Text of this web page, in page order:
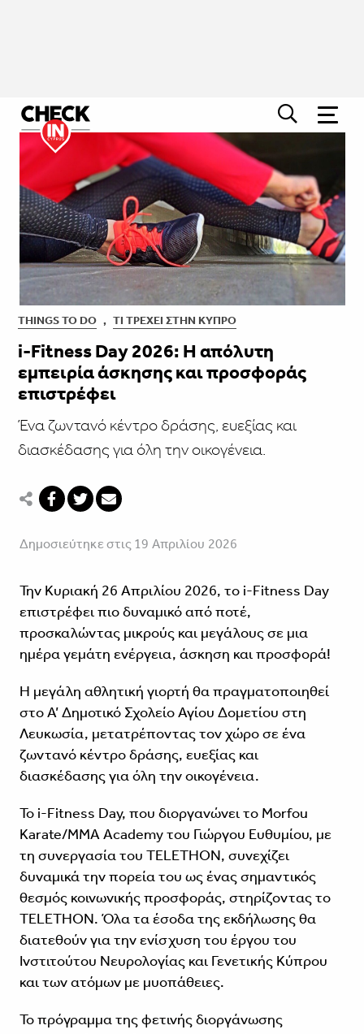
THINGS TO DO , ΤΙ ΤΡΈΧΕΙ ΣΤΗΝ ΚΎΠΡΟ
i-Fitness Day 2026: Η απόλυτη
εμπειρία άσκησης και προσφοράς
επιστρέφει
Ένα ζωντανό κέντρο δράσης, ευεξίας και
διασκέδασης για όλη την οικογένεια.
Δημοσιεύτηκε στις 19 Απριλίου 2026
Την Κυριακή 26 Απριλίου 2026, το i-Fitness Day
επιστρέφει πιο δυναμικό από ποτέ,
προσκαλώντας μικρούς και μεγάλους σε μια
ημέρα γεμάτη ενέργεια, άσκηση και προσφορά!
Η μεγάλη αθλητική γιορτή θα πραγματοποιηθεί
στο Α’ Δημοτικό Σχολείο Αγίου Δομετίου στη
Λευκωσία, μετατρέποντας τον χώρο σε ένα
ζωντανό κέντρο δράσης, ευεξίας και
διασκέδασης για όλη την οικογένεια.
Το i-Fitness Day, που διοργανώνει το Morfou
Karate/MMA Academy του Γιώργου Ευθυμίου, με
τη συνεργασία του TELETHON, συνεχίζει
δυναμικά την πορεία του ως ένας σημαντικός
θεσμός κοινωνικής προσφοράς, στηρίζοντας το
TELETHON. Όλα τα έσοδα της εκδήλωσης θα
διατεθούν για την ενίσχυση του έργου του
Ινστιτούτου Νευρολογίας και Γενετικής Κύπρου
και των ατόμων με μυοπάθειες.
Το πρόγραμμα της φετινής διοργάνωσης